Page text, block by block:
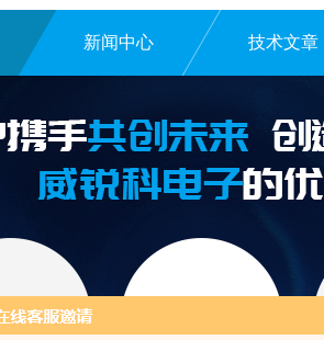
新闻中心 技术文章